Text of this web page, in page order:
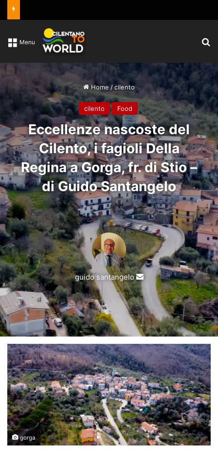
Menu
Home /cilento
cilento Food
Eccellenze nascoste del
Cilento, i fagioli Della
Regina a Gorga, fr. di Stio –
di Guido Santangelo
guido santangelo
Invia
un'email
gorga